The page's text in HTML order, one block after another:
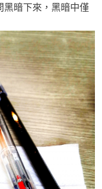
黑暗下來，黑暗中僅